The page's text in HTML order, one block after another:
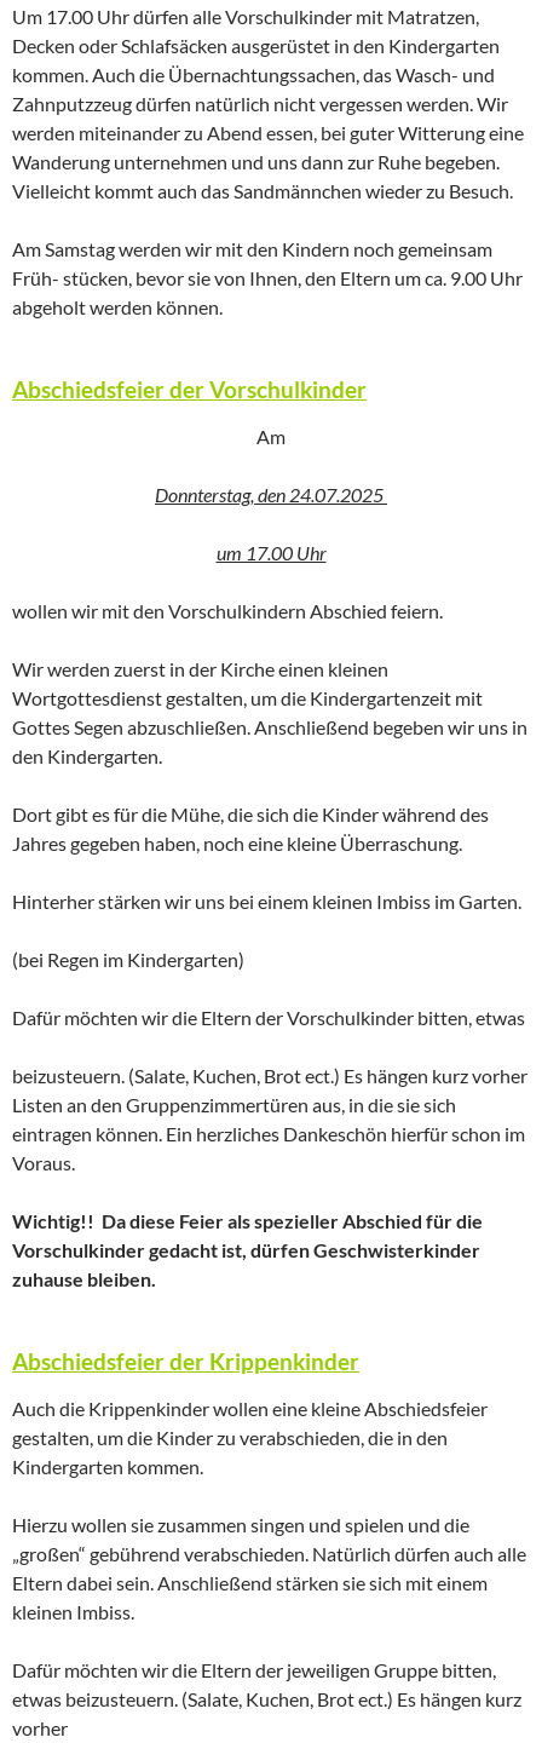
Um 17.00 Uhr dürfen alle Vorschulkinder mit Matratzen,
Decken oder Schlafsäcken ausgerüstet in den Kindergarten
kommen. Auch die Übernachtungssachen, das Wasch- und
Zahnputzzeug dürfen natürlich nicht vergessen werden. Wir
werden miteinander zu Abend essen, bei guter Witterung eine
Wanderung unternehmen und uns dann zur Ruhe begeben.
Vielleicht kommt auch das Sandmännchen wieder zu Besuch.
Am Samstag werden wir mit den Kindern noch gemeinsam
Früh- stücken, bevor sie von Ihnen, den Eltern um ca. 9.00 Uhr
abgeholt werden können.
Abschiedsfeier der Vorschulkinder
Am
Donnterstag, den 24.07.2025
um 17.00 Uhr
wollen wir mit den Vorschulkindern Abschied feiern.
Wir werden zuerst in der Kirche einen kleinen
Wortgottesdienst gestalten, um die Kindergartenzeit mit
Gottes Segen abzuschließen. Anschließend begeben wir uns in
den Kindergarten.
Dort gibt es für die Mühe, die sich die Kinder während des
Jahres gegeben haben, noch eine kleine Überraschung.
Hinterher stärken wir uns bei einem kleinen Imbiss im Garten.
(bei Regen im Kindergarten)
Dafür möchten wir die Eltern der Vorschulkinder bitten, etwas
beizusteuern. (Salate, Kuchen, Brot ect.) Es hängen kurz vorher
Listen an den Gruppenzimmertüren aus, in die sie sich
eintragen können. Ein herzliches Dankeschön hierfür schon im
Voraus.
Wichtig!! Da diese Feier als spezieller Abschied für die
Vorschulkinder gedacht ist, dürfen Geschwisterkinder
zuhause bleiben.
Abschiedsfeier der Krippenkinder
Auch die Krippenkinder wollen eine kleine Abschiedsfeier
gestalten, um die Kinder zu verabschieden, die in den
Kindergarten kommen.
Hierzu wollen sie zusammen singen und spielen und die
„großen“ gebührend verabschieden. Natürlich dürfen auch alle
Eltern dabei sein. Anschließend stärken sie sich mit einem
kleinen Imbiss.
Dafür möchten wir die Eltern der jeweiligen Gruppe bitten,
etwas beizusteuern. (Salate, Kuchen, Brot ect.) Es hängen kurz
vorher